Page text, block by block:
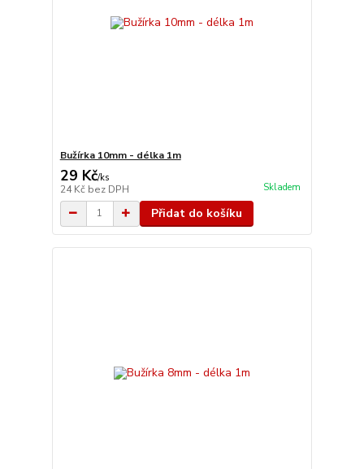
Bužírka 10mm - délka 1m
29 Kč/ks
24 Kč bez DPH Skladem
Přidat do košíku